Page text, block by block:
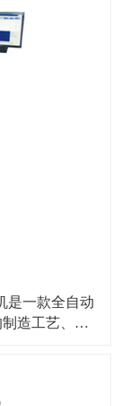
造工艺、速
固定尤为重